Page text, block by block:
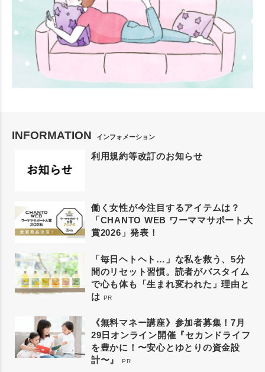
INFORMATION インフォメーション
利用規約等改訂のお知らせ
働く女性が今注目するアイテムは？
「CHANTO WEB ワーママサポート大
賞2026」発表！
「毎日ヘトヘト…」な私を救う、5分
間のリセット習慣。読者がバスタイム
で心も体も「生まれ変われた」理由と
は PR
《無料マネー講座》参加者募集！7月
29日オンライン開催『セカンドライフ
を豊かに！〜安心とゆとりの資金設
計〜』
PR